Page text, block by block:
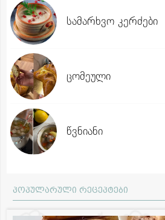
სამარხვო კერძები
ცომეული
წვნიანი
პოპულარული რეცეპტები